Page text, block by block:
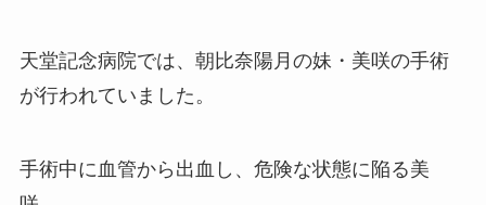
天堂記念病院では、朝比奈陽月の妹・美咲の手術
が行われていました。
手術中に血管から出血し、危険な状態に陥る美